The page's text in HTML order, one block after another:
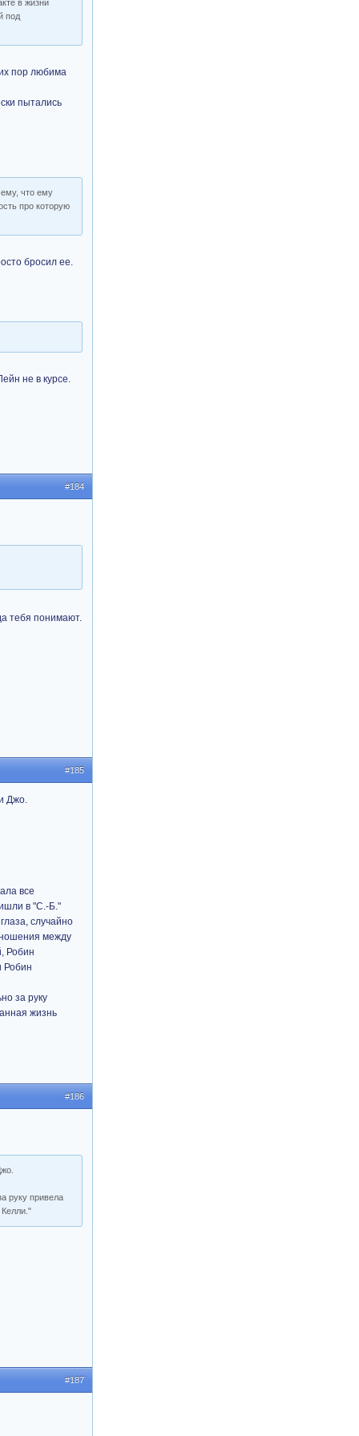
в жизни
под
пор любима
пытались
что ему
про которую
бросил ее.
не в курсе.
#184
тебя понимают.
#185
Джо.
все
в "С.-Б."
случайно
между
Робин
Робин
за руку
жизнь
#186
руку привела
#187